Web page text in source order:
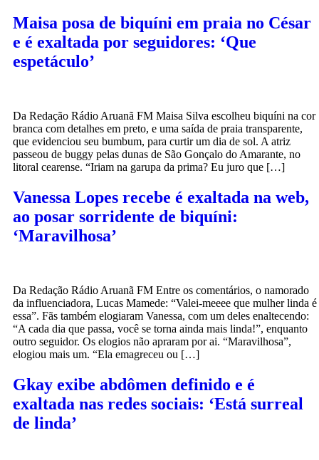
Maisa posa de biquíni em praia no César
e é exaltada por seguidores: ‘Que
espetáculo’
Da Redação Rádio Aruanã FM Maisa Silva escolheu biquíni na cor
branca com detalhes em preto, e uma saída de praia transparente,
que evidenciou seu bumbum, para curtir um dia de sol. A atriz
passeou de buggy pelas dunas de São Gonçalo do Amarante, no
litoral cearense. “Iriam na garupa da prima? Eu juro que […]
Vanessa Lopes recebe é exaltada na web,
ao posar sorridente de biquíni:
‘Maravilhosa’
Da Redação Rádio Aruanã FM Entre os comentários, o namorado
da influenciadora, Lucas Mamede: “Valei-meeee que mulher linda é
essa”. Fãs também elogiaram Vanessa, com um deles enaltecendo:
“A cada dia que passa, você se torna ainda mais linda!”, enquanto
outro seguidor. Os elogios não apraram por ai. “Maravilhosa”,
elogiou mais um. “Ela emagreceu ou […]
Gkay exibe abdômen definido e é
exaltada nas redes sociais: ‘Está surreal
de linda’